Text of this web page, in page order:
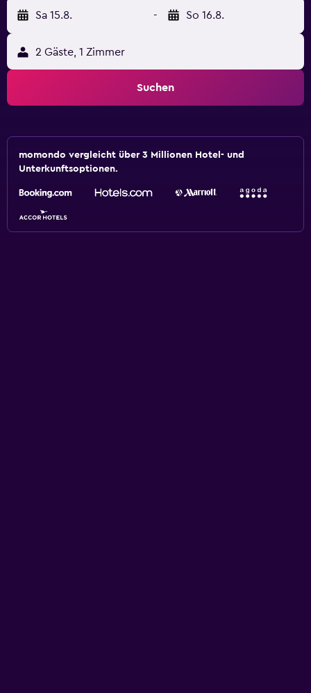
Sa 15.8. - So 16.8.
2 Gäste, 1 Zimmer
Suchen
momondo vergleicht über 3 Millionen Hotel- und
Unterkunftsoptionen.